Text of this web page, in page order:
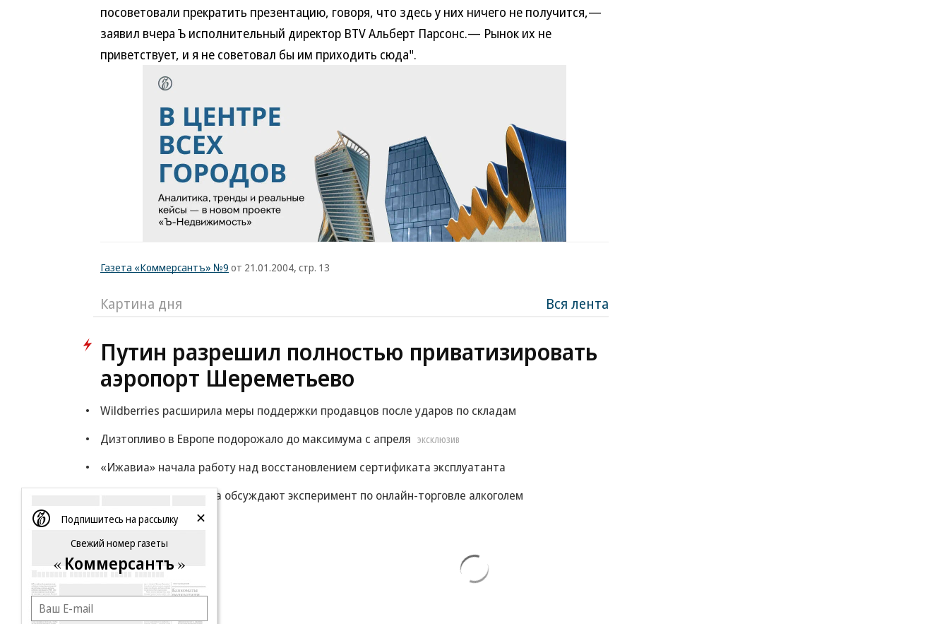
посоветовали прекратить презентацию, говоря, что здесь у них ничего не получится,—
заявил вчера Ъ исполнительный директор BTV Альберт Парсонс.— Рынок их не
приветствует, и я не советовал бы им приходить сюда".
Газета «Коммерсантъ» №9 от 21.01.2004, стр. 13
Картина дня Вся лента
Путин разрешил полностью приватизировать
аэропорт Шереметьево
Wildberries расширила меры поддержки продавцов после ударов по складам
Дизтопливо в Европе подорожало до максимума с апреля
ЭКСКЛЮЗИВ
«Ижавиа» начала работу над восстановлением сертификата эксплуатанта
Минфин: власти снова обсуждают эксперимент по онлайн-торговле алкоголем
Еще
Подпишитесь на рассылку
Свежий номер газеты
Коммерсантъ